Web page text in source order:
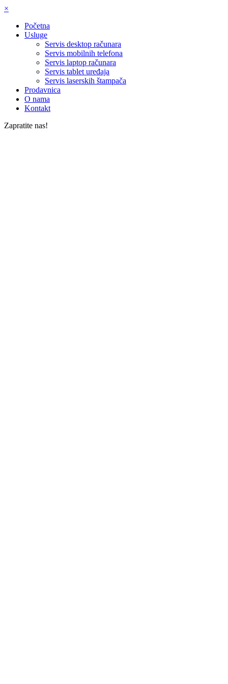
×
Početna
Usluge
Servis desktop računara
Servis mobilnih telefona
Servis laptop računara
Servis tablet uređaja
Servis laserskih štampača
Prodavnica
O nama
Kontakt
Zapratite nas!